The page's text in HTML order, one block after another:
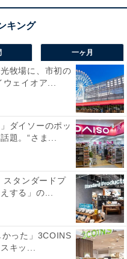
、インテリアにも美し
ピーカー「TH-WD05-
ーカー「TH-WD05-T」
れています。
い中高音と深みのある
さな音量にしてもセリ
一ヶ月
牧場に、市初の
ェイオア...
ダイソーのポッ
題。“さま...
スタンダードプ
する」の...
かった」3COINS
キッ...